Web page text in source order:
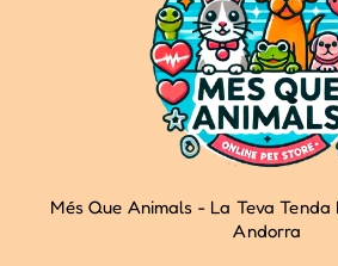
Més Que Animals - La Teva
Andorra